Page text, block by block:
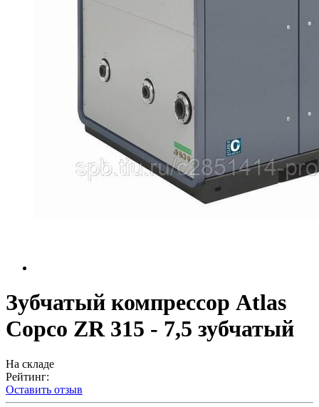
Зубчатый компрессор Atlas
Copco ZR 315 - 7,5 зубчатый
На складе
Рейтинг:
Оставить отзыв